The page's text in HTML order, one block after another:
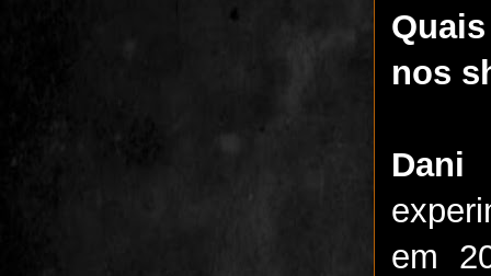
nos
Dani
em